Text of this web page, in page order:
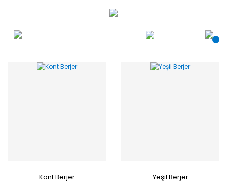
Kont Berjer Yeşil Berjer